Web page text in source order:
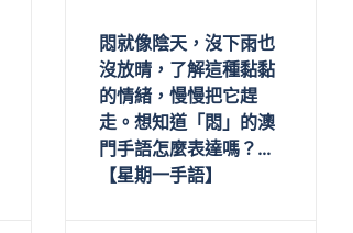
悶就像陰天，沒下雨也
沒放晴，了解這種黏黏
的情緒，慢慢把它趕
走。想知道「悶」的澳
門手語怎麼表達嗎？…
【星期一手語】